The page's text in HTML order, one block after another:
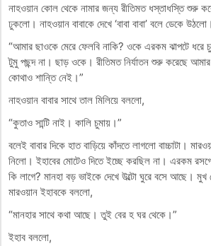
নাহওয়ান কোল থেকে নামার জন্য রীতিমত ধস্তাধস্তি শুরু
ঢুকলো। নাহওয়ান বাবাকে দেখে ‘বাবা বাবা’ বলে ডেকে
“আমার ছাওকে মেরে ফেলবি নাকি? ওকে এরকম ঝাপটে ধরে
টুমু পছন্দ না। ছাড় ওকে। রীতিমত নির্যাতন শুরু করেছে
কোথাও শান্তি নেই।”
নাহওয়ান বাবার সাথে তাল মিলিয়ে বললো,
“কুতাও সান্টি নাই। কালি চুমায়।”
বলেই বাবার দিকে হাত বাড়িয়ে কাঁদতে লাগলো বাচ্চাটা।
নিলো। ইহাবের মোটেও দিতে ইচ্ছে করছিল না। এরকম
কি লাগে? মানহা বড় ভাইকে দেখে উল্টো ঘুরে বসে আছে।
মারওয়ান ইহাবকে বললো,
“মানহার সাথে কথা আছে। তুই বের হ ঘর থেকে।”
ইহাব বললো,